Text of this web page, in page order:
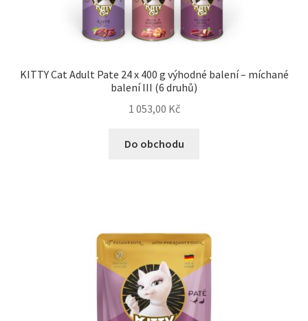
KITTY Cat Adult Pate 24 x 400 g výhodné balení – míchané
balení III (6 druhů)
1 053,00 Kč
Do obchodu